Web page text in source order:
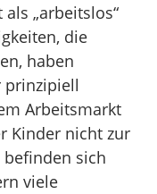
„arbeitslos“
die
haben
prinzipiell
Arbeitsmarkt
Kinder nicht zur
sich
viele